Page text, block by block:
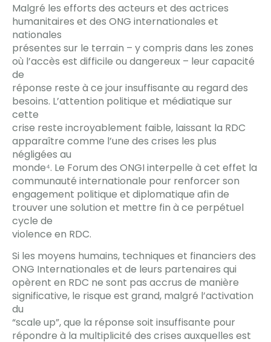
Malgré les efforts des acteurs et des actrices
humanitaires et des ONG internationales et
nationales
présentes sur le terrain – y compris dans les zones
où l’accès est difficile ou dangereux – leur capacité
de
réponse reste à ce jour insuffisante au regard des
besoins. L’attention politique et médiatique sur
cette
crise reste incroyablement faible, laissant la RDC
apparaître comme l’une des crises les plus
négligées au
monde⁴. Le Forum des ONGI interpelle à cet effet la
communauté internationale pour renforcer son
engagement politique et diplomatique afin de
trouver une solution et mettre fin à ce perpétuel
cycle de
violence en RDC.
Si les moyens humains, techniques et financiers des
ONG Internationales et de leurs partenaires qui
opèrent en RDC ne sont pas accrus de manière
significative, le risque est grand, malgré l’activation
du
“scale up”, que la réponse soit insuffisante pour
répondre à la multiplicité des crises auxquelles est